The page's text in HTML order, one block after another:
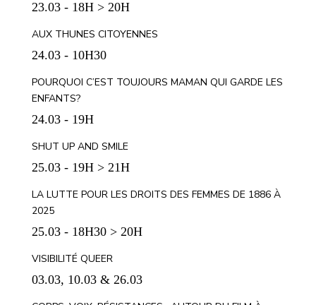
23.03 - 18H > 20H
AUX THUNES CITOYENNES
24.03 - 10H30
POURQUOI C’EST TOUJOURS MAMAN QUI GARDE LES
ENFANTS?
24.03 - 19H
SHUT UP AND SMILE
25.03 - 19H > 21H
LA LUTTE POUR LES DROITS DES FEMMES DE 1886 À
2025
25.03 - 18H30 > 20H
VISIBILITÉ QUEER
03.03, 10.03 & 26.03